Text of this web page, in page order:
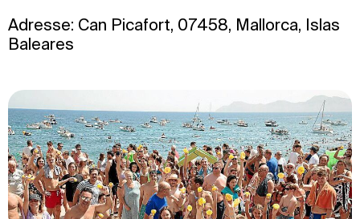
Adresse: Can Picafort, 07458, Mallorca, Islas
Baleares